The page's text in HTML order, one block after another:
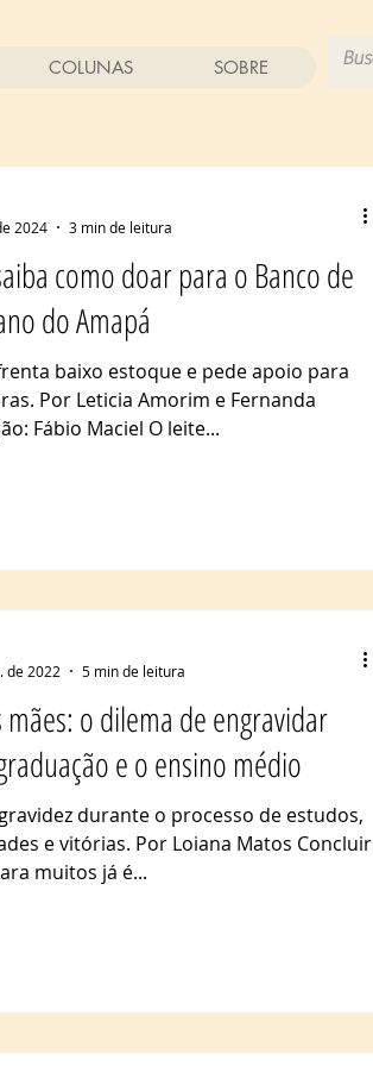
COLUNAS SOBRE
como doar para o Banco de
do Amapá
baixo estoque e pede apoio para
Por Leticia Amorim e Fernanda
Fábio Maciel O leite...
2024
3 min de leitura
mães: o dilema de engravidar
e o ensino médio
durante o processo de estudos,
e vitórias. Por Loiana Matos Concluir
muitos já é...
de 2022
5 min de leitura